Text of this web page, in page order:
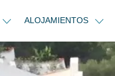
ALOJAMIENTOS